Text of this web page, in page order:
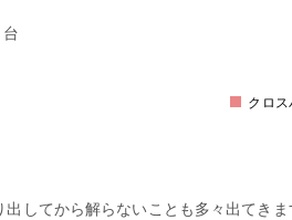
台
クロス
してから解らないことも多々出てき